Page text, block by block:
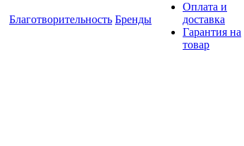
Благотворительность Бренды
Оплата и
доставка
Гарантия на
товар